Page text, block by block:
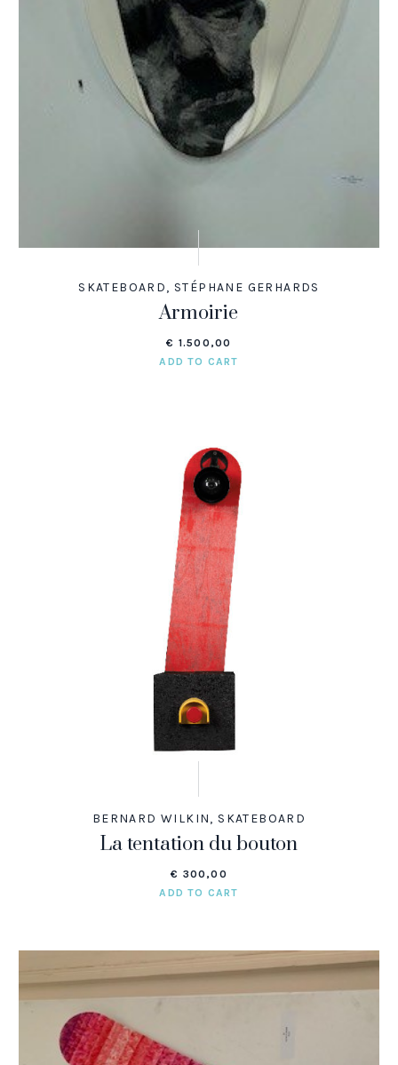
SKATEBOARD, STÉPHANE GERHARDS
Armoirie
€ 1.500,00
ADD TO CART
BERNARD WILKIN, SKATEBOARD
La tentation du bouton
€ 300,00
ADD TO CART